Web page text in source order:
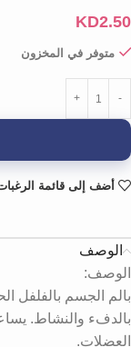
KD2.50
متوفر في المخزون
أضف إلى قائمة
الوصف
الوصف:
بالم الجسم بالفلفل
بالدفء والنشاط.
العضلات.